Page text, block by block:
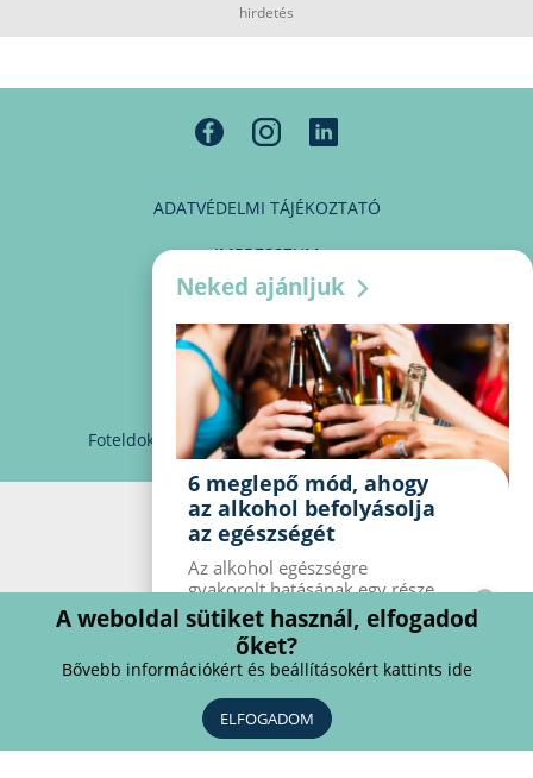
hirdetés
ADATVÉDELMI TÁJÉKOZTATÓ
IMPRESSZUM
MÉDIAAJÁNLAT
PARTNEREINK
KAPCSOLAT
Foteldoki info@foteldoki.hu Süti beállítások
Neked ajánljuk
6 meglepő mód, ahogy
az alkohol befolyásolja
az egészségét
Az alkohol egészségre
gyakorolt ​​hatásának egy része
jól ismert, mások azonban
meglepők lehetnek. Van hat
kevésbé ismert hatás, amelyet
az alkohol gyakorol a
szervezetre.
A weboldal sütiket használ, elfogadod
őket?
Bővebb információkért és beállításokért kattints ide
ELFOGADOM